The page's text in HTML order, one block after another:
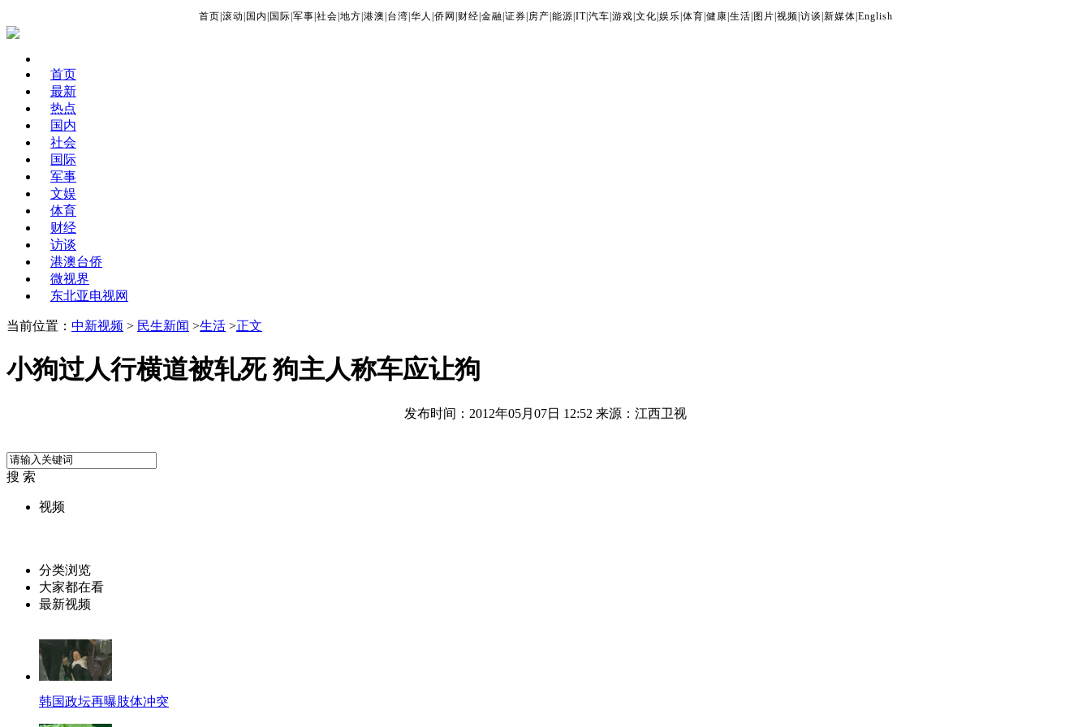
首页 滚动 国内 国际 军事 社会 地方 港澳 台湾 华人 侨网 财经 金融 证券 房产 能源 IT| 汽车 游戏 文化 娱乐 体育 健康 生活 图片 视频 访谈 新媒体 English
首页
最新
热点
国内
社会
国际
军事
文娱
体育
财经
访谈
港澳台侨
微视界
东北亚电视网
当前位置： 中新视频 > 民生新闻 >生活 >正文
小狗过人行横道被轧死 狗主人称车应让狗
发布时间：2012年05月07日 12:52 来源：江西卫视
搜 索
视频
分类浏览
大家都在看
最新视频
韩国政坛再曝肢体冲突